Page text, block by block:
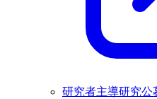
研究者主導研究公